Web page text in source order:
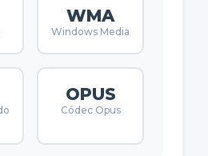
WMA
Windows Media
OPUS
Códec Opus